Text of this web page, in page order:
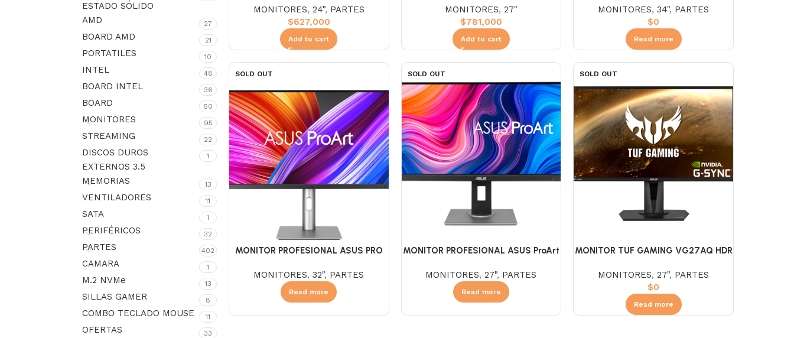
ESTADO SÓLIDO
AMD 27
BOARD AMD 21
PORTATILES 10
INTEL 48
BOARD INTEL 36
BOARD 50
MONITORES 95
STREAMING 22
DISCOS DUROS
EXTERNOS 3.5
1
MEMORIAS 13
VENTILADORES 11
SATA 1
PERIFÉRICOS 32
PARTES 402
CAMARA 1
M.2 NVMe 13
SILLAS GAMER 8
COMBO TECLADO MOUSE 11
OFERTAS 33
MONITORES, 24", PARTES
$627,000
Add to cart
MONITORES, 27"
$781,000
Add to cart
MONITORES,34", PARTES
$0
Read more
SOLD OUT
MONITOR PROFESIONAL ASUS PRO
MONITORES,32", PARTES
Read more
SOLD OUT
MONITOR PROFESIONAL ASUS ProArt
MONITORES,27", PARTES
Read more
SOLD OUT
MONITOR TUF GAMING VG27AQ HDR
MONITORES,27", PARTES
$0
Read more